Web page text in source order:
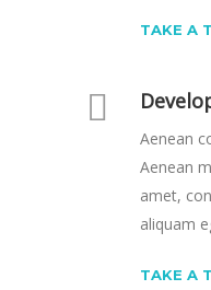
TAKE A
Aenean
Aenean
amet,
aliquam
TAKE A